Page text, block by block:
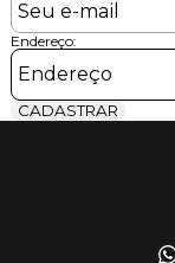
Endereço:
CADASTRAR